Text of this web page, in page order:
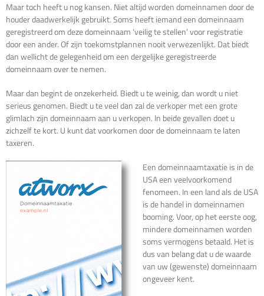
Maar toch heeft u nog kansen. Niet altijd worden domeinnamen door de
houder daadwerkelijk gebruikt. Soms heeft iemand een domeinnaam
geregistreerd om deze domeinnaam ‘veilig te stellen’ voor registratie
door een ander. Of zijn toekomstplannen nooit verwezenlijkt. Dat biedt
dan wellicht de gelegenheid om een dergelijke geregistreerde
domeinnaam over te nemen.
Maar dan begint de onzekerheid. Biedt u te weinig, dan wordt u niet
serieus genomen. Biedt u te veel dan zal de verkoper met een grote
glimlach zijn domeinnaam aan u verkopen. In beide gevallen doet u
zichzelf te kort. U kunt dat voorkomen door de domeinnaam te laten
taxeren.
Een domeinnaamtaxatie is in de
USA een veelvoorkomend
fenomeen. In een land als de USA
is de handel in domeinnamen
booming. Voor, op het eerste oog,
mindere domeinnamen worden
soms vermogens betaald. Het is
dus van belang dat u de waarde
van uw (gewenste) domeinnaam
ongeveer kent.